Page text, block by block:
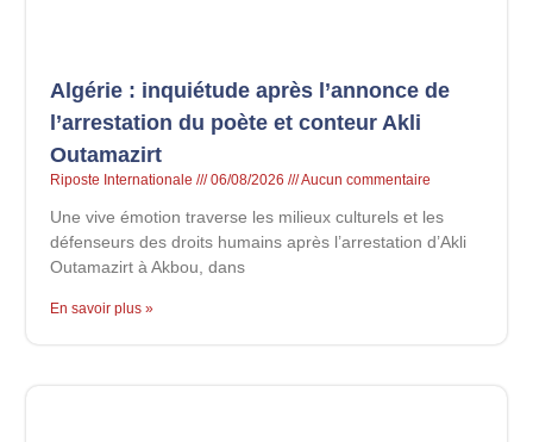
Algérie : inquiétude après l’annonce de
l’arrestation du poète et conteur Akli
Outamazirt
Riposte Internationale 06/08/2026 Aucun commentaire
Une vive émotion traverse les milieux culturels et les
défenseurs des droits humains après l’arrestation d’Akli
Outamazirt à Akbou, dans
En savoir plus »